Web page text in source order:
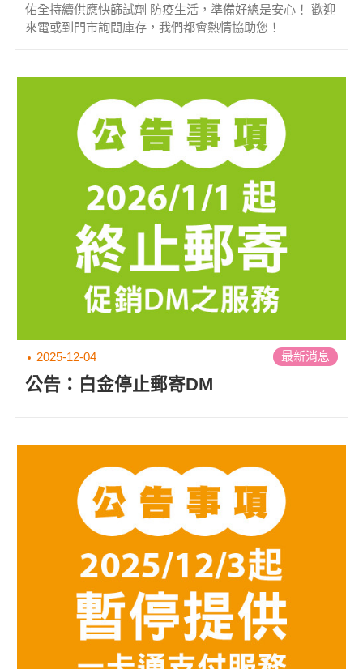
佑全持續供應快篩試劑 防疫生活，準備好總是安心！ 歡迎
來電或到門市詢問庫存，我們都會熱情協助您！
2025-12-04 最新消息
公告：白金停止郵寄DM